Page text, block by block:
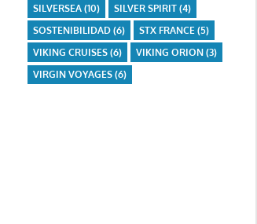
SILVERSEA(10) SILVER SPIRIT(4)
SOSTENIBILIDAD(6) STX FRANCE (5)
VIKING CRUISES(6) VIKING ORION(3)
VIRGIN VOYAGES(6)